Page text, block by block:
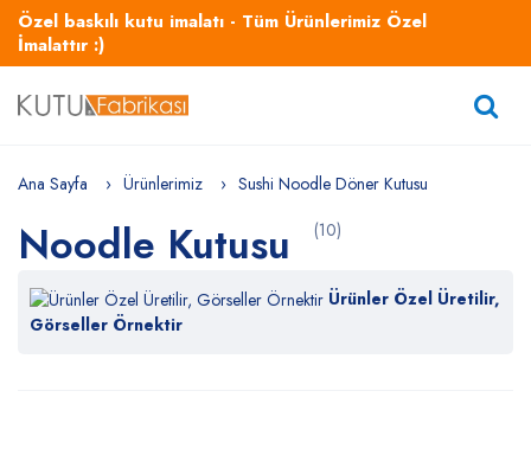
Özel baskılı kutu imalatı - Tüm Ürünlerimiz Özel
İmalattır :)
Ana Sayfa Ürünlerimiz Sushi Noodle Döner Kutusu
Noodle Kutusu (10)
Ürünler Özel Üretilir,
Görseller Örnektir